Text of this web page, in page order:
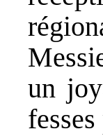
un